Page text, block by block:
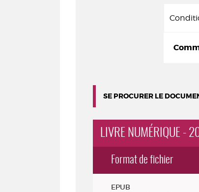
SE PROCURER LE
LIVRE NUMÉRIQUE -
Format de fichier
EPUB